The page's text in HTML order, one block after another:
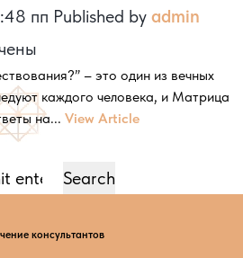
пп Published by admin
– это один из вечных
каждого человека, и Матрица
на... View Article
Search
консультантов